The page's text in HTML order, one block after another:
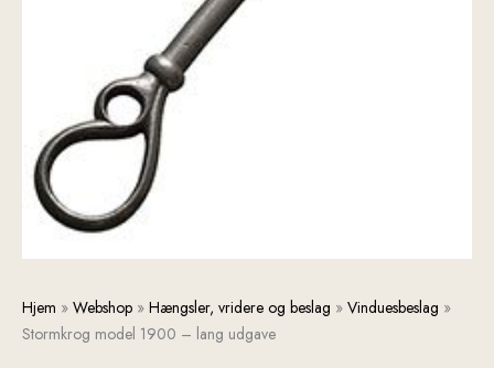
Hjem » Webshop » Hængsler, vridere og beslag » Vinduesbeslag »
Stormkrog model 1900 – lang udgave
Stormkrog
model